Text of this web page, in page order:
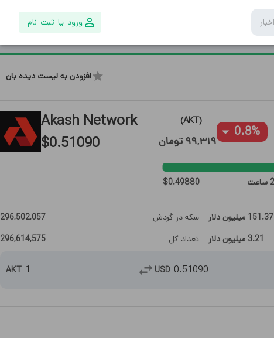
ورود یا ثبت نام
افزودن به لیست دیده بان
Akash Network (
AKT
)
$0.51090 99,319 تومان
0.8%
$0.49880
151.37 میلیون دلار سکه در گردش
296,502,057
3.21 میلیون دلار تعداد کل 296,614,575
AKT USD